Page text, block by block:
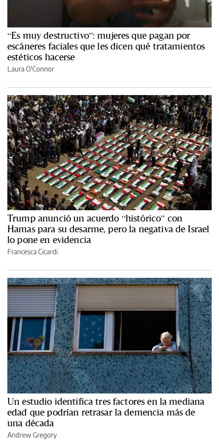
“Es muy destructivo”: mujeres que pagan por
escáneres faciales que les dicen qué tratamientos
estéticos hacerse
Laura O'Connor
Trump anunció un acuerdo “histórico” con
Hamas para su desarme, pero la negativa de Israel
lo pone en evidencia
Francesca Cicardi
Un estudio identifica tres factores en la mediana
edad que podrían retrasar la demencia más de
una década
Andrew Gregory